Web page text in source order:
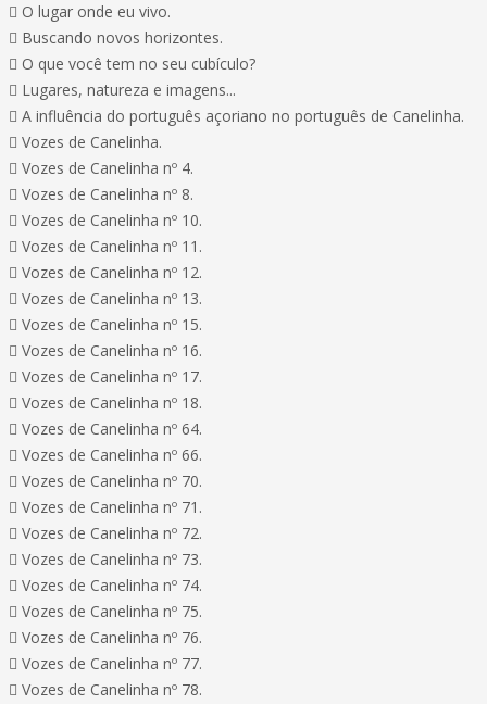
 O lugar onde eu vivo.
 Buscando novos horizontes.
 O que você tem no seu cubículo?
 Lugares, natureza e imagens...
 A influência do português açoriano no português de Canelinha.
 Vozes de Canelinha.
 Vozes de Canelinha nº 4.
 Vozes de Canelinha nº 8.
 Vozes de Canelinha nº 10.
 Vozes de Canelinha nº 11.
 Vozes de Canelinha nº 12.
 Vozes de Canelinha nº 13.
 Vozes de Canelinha nº 15.
 Vozes de Canelinha nº 16.
 Vozes de Canelinha nº 17.
 Vozes de Canelinha nº 18.
 Vozes de Canelinha nº 64.
 Vozes de Canelinha nº 66.
 Vozes de Canelinha nº 70.
 Vozes de Canelinha nº 71.
 Vozes de Canelinha nº 72.
 Vozes de Canelinha nº 73.
 Vozes de Canelinha nº 74.
 Vozes de Canelinha nº 75.
 Vozes de Canelinha nº 76.
 Vozes de Canelinha nº 77.
 Vozes de Canelinha nº 78.